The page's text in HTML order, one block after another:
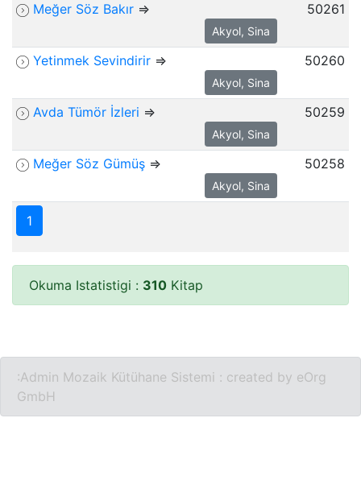
Meğer Söz Bakır⇒
Akyol, Sina
50261
Yetinmek Sevindirir⇒
Akyol, Sina
50260
Avda Tümör İzleri ⇒
Akyol, Sina
50259
Meğer Söz Gümüş⇒
Akyol, Sina
50258
1
Okuma Istatistigi : 310 Kitap
:Admin Mozaik Kütühane Sistemi : created by eOrg
GmbH